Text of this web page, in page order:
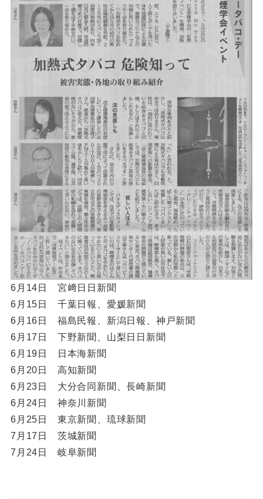
6月14日 宮﨑日日新聞
6月15日 千葉日報、愛媛新聞
6月16日 福島民報、新潟日報、神戸新聞
6月17日 下野新聞、山梨日日新聞
6月19日 日本海新聞
6月20日 高知新聞
6月23日 大分合同新聞、長崎新聞
6月24日 神奈川新聞
6月25日 東京新聞、琉球新聞
7月17日 茨城新聞
7月24日 岐阜新聞